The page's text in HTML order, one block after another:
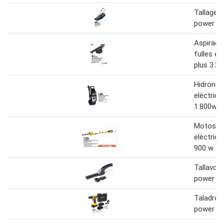
power
fulles
plus
1.800w
900 w
power
Taladro
power